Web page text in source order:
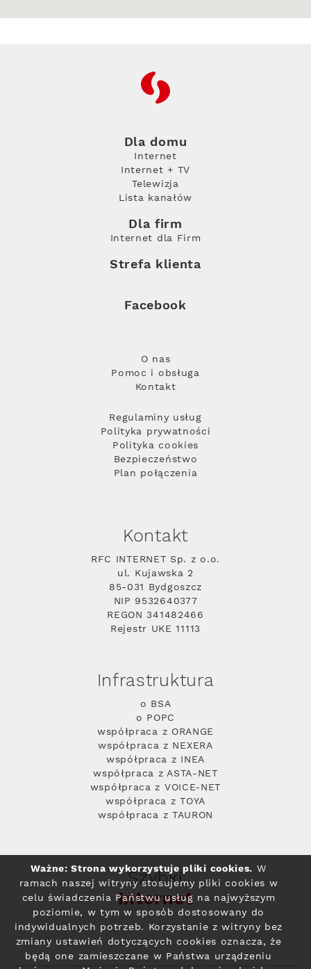
RFC
Dla domu
Internet
Internet + TV
Telewizja
Lista kanałów
Dla firm
Internet dla Firm
Strefa klienta
Facebook
O nas
Pomoc i obsługa
Kontakt
Regulaminy usług
Polityka prywatności
Polityka cookies
Bezpieczeństwo
Plan połączenia
Kontakt
RFC INTERNET Sp. z o.o.
ul. Kujawska 2
85-031 Bydgoszcz
NIP 9532640377
REGON 341482466
Rejestr UKE 11113
Infrastruktura
o BSA
o POPC
współpraca z ORANGE
współpraca z NEXERA
współpraca z INEA
współpraca z ASTA-NET
współpraca z VOICE-NET
współpraca z TOYA
współpraca z TAURON
Szybki
Internet
Ważne: Strona wykorzystuje pliki cookies. W
ramach naszej witryny stosujemy pliki cookies w
celu świadczenia Państwu usług na najwyższym
poziomie, w tym w sposób dostosowany do
indywidualnych potrzeb. Korzystanie z witryny bez
zmiany ustawień dotyczących cookies oznacza, że
będą one zamieszczane w Państwa urządzeniu